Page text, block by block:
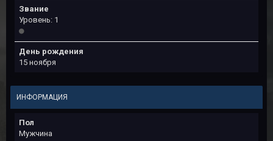
Звание
Уровень: 1
День рождения
15 ноября
ИНФОРМАЦИЯ
Пол
Мужчина